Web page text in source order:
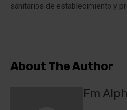
sanitarios de establecimiento y
About The Author
Fm